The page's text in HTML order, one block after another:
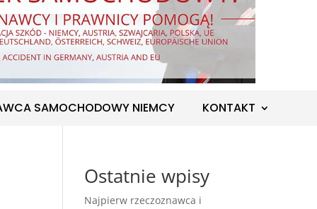
SAMOCHODOWY NIEMCY KONTAKT
Ostatnie wpisy
Najpierw rzeczoznawca i